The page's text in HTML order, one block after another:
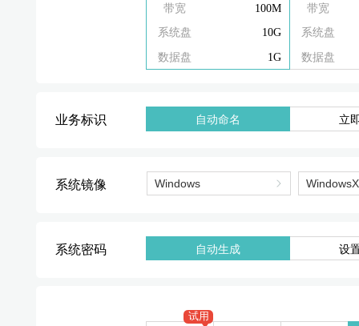
带宽
100M
系统盘
10G
数据盘
1G
带宽
系统盘
数据盘
业务标识 自动命名 立
系统镜像
系统密码 自动生成 设
试用